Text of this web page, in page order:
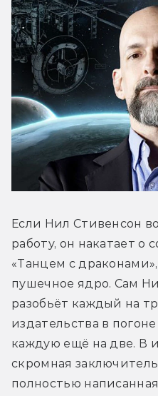
Если Нил Стивенсон
работу, он накатает о
«Танцем с
пушечное ядро. Сам
разобьёт каждый на
издательства в
каждую ещё на две. В
скромная
полностью